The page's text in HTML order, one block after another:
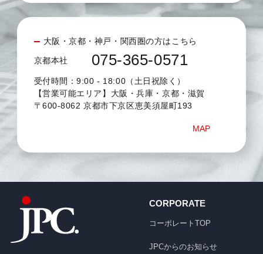
大阪・京都・神戸・関西圏の方はこちら
京都本社 075-365-0571
受付時間：9:00 - 18:00（土日祝除く）
【営業可能エリア】大阪・兵庫・京都・滋賀
〒600-8062 京都市下京区恵美須屋町193
MAP
CORPORATE
コーポレートTOP
JPCからのお知らせ